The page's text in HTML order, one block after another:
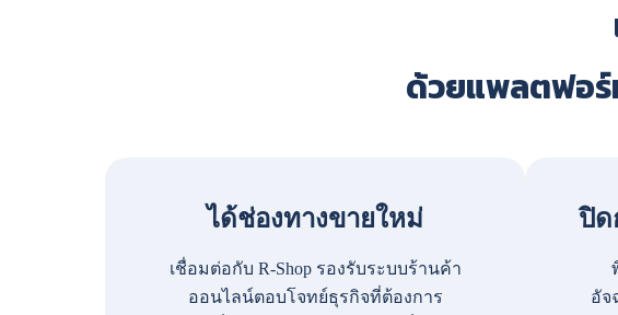
ด้วยแพลตฟอร์
ได้ช่องทางขายใหม่
เชื่อมต่อกับ R-Shop รองรับระบบร้านค้า
ออนไลน์ตอบโจทย์ธุรกิจที่ต้องการ
ปิด
อัจ